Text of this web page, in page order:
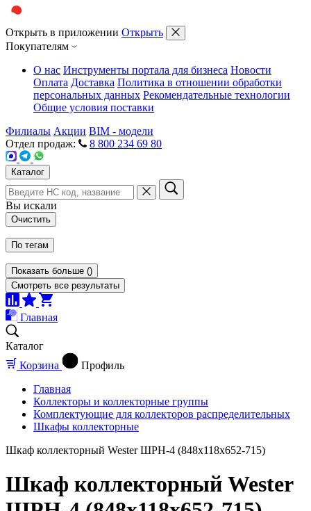
Открыть в приложении Открыть
Покупателям
О нас Инструменты портала для бизнеса Новости
Оплата Доставка Политика в отношении обработки
персональных данных Рекомендательные технологии
Общие условия поставки
Филиалы Акции BIM - модели
Отдел продаж:
8 800 234 69 80
Каталог
Вы искали
Очистить
По тегам
Показать больше ()
Смотреть все результаты
Главная
Каталог
Корзина
Профиль
Главная
Коллекторы и коллекторные группы
Комплектующие для коллекторов распределительных
Шкафы коллекторные
Шкаф коллекторный Wester ШРН-4 (848х118х652-715)
Шкаф коллекторный Wester